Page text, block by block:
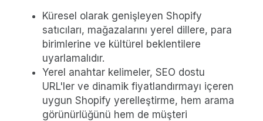
Küresel olarak genişleyen Shopify
satıcıları, mağazalarını yerel dillere, para
birimlerine ve kültürel beklentilere
uyarlamalıdır.
Yerel anahtar kelimeler, SEO dostu
URL'ler ve dinamik fiyatlandırmayı içeren
uygun Shopify yerelleştirme, hem arama
görünürlüğünü hem de müşteri